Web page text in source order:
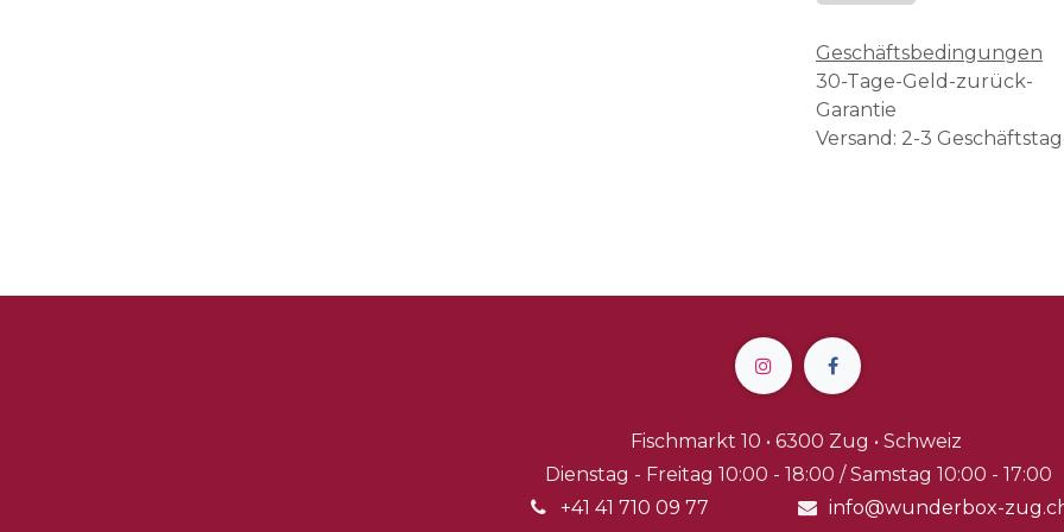
Geschäftsbedingungen
30-Tage-Geld-zurück-
Garantie
Versand: 2-3
Fischmarkt 10 • 6300 Zug • Schweiz
Dienstag - Freitag 10:00 - 18:00 / Samstag 10:00 - 17:00
+41 41 710 09 77
info@wunderbox-